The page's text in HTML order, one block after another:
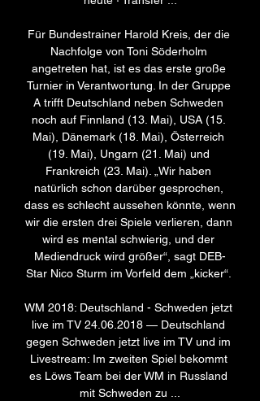
Für Bundestrainer Harold Kreis, der die
Nachfolge von Toni Söderholm
angetreten hat, ist es das erste große
Turnier in Verantwortung. In der Gruppe
A trifft Deutschland neben Schweden
noch auf Finnland (13. Mai), USA (15.
Mai), Dänemark (18. Mai), Österreich
(19. Mai), Ungarn (21. Mai) und
Frankreich (23. Mai). „Wir haben
natürlich schon darüber gesprochen,
dass es schlecht aussehen könnte, wenn
wir die ersten drei Spiele verlieren, dann
wird es mental schwierig, und der
Mediendruck wird größer“, sagt DEB-
Star Nico Sturm im Vorfeld dem „kicker“.
WM 2018: Deutschland - Schweden jetzt
live im TV 24.06.2018 — Deutschland
gegen Schweden jetzt live im TV und im
Livestream: Im zweiten Spiel bekommt
es Löws Team bei der WM in Russland
mit Schweden zu ...